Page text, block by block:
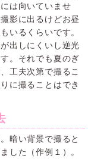
は向いていませ
影に出るけどお昼
いるくらいです。
出しにくいし逆光
。それでも夏のぎ
工夫次第で撮るこ
に撮ることはでき
暗い背景で撮ると
した（作例１）。